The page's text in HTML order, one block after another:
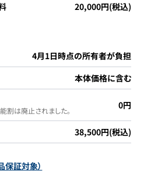
20,000円(税込)
4月1日時点の所有者が負担
本体価格に含む
は廃止されました｡ 0円
38,500円(税込)
保証対象）